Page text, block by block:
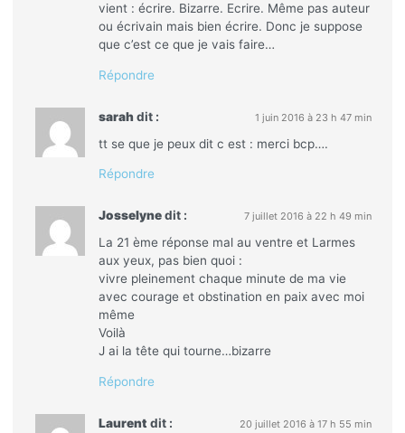
vient : écrire. Bizarre. Ecrire. Même pas auteur
ou écrivain mais bien écrire. Donc je suppose
que c’est ce que je vais faire…
Répondre
sarah dit : 1 juin 2016 à 23 h 47 min
tt se que je peux dit c est : merci bcp….
Répondre
Josselyne dit : 7 juillet 2016 à 22 h 49 min
La 21 ème réponse mal au ventre et Larmes
aux yeux, pas bien quoi :
vivre pleinement chaque minute de ma vie
avec courage et obstination en paix avec moi
même
Voilà
J ai la tête qui tourne…bizarre
Répondre
Laurent dit : 20 juillet 2016 à 17 h 55 min